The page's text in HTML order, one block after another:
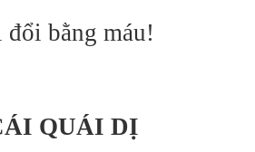
bằng máu!
QUÁI DỊ